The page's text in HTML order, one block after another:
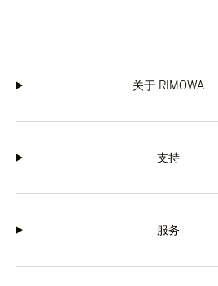
关于 RIMOWA
支持
服务